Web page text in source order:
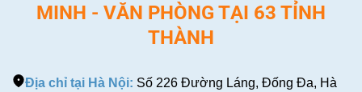
MINH - VĂN PHÒNG TẠI 63 TỈNH
THÀNH
Địa chỉ tại Hà Nội: Số 226 Đường Láng, Đống Đa, Hà